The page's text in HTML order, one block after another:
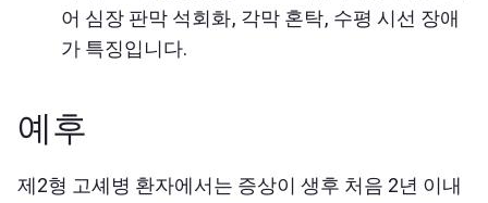
어 심장 판막 석회화, 각막 혼탁, 수평 시선 장애
가 특징입니다.
예후
제2형 고셰병 환자에서는 증상이 생후 처음 2년 이내